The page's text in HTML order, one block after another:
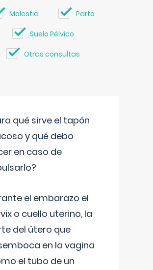
Molestia Parto
Suelo Pélvico
Otras consultas
qué sirve el tapón
y qué debo
en caso de
el embarazo el
o cuello uterino, la
del útero que
en la vagina
el tubo de un